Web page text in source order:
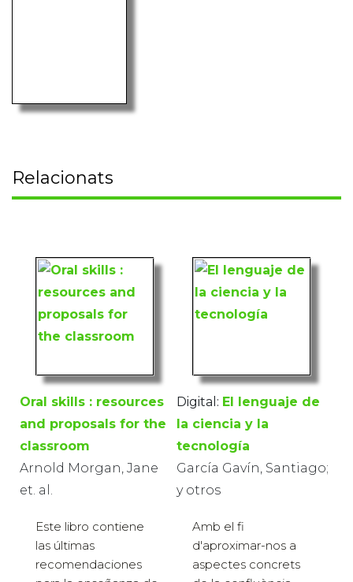
Relacionats
Oral skills : resources
and proposals for the
classroom
Arnold Morgan, Jane
et. al.
Este libro contiene
las últimas
recomendaciones
Digital: El lenguaje de
la ciencia y la
tecnología
García Gavín, Santiago;
y otros
Amb el fi
d'aproximar-nos a
aspectes concrets